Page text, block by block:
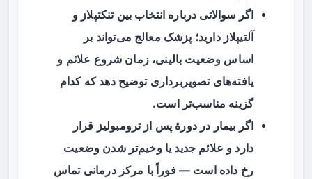
اگر سوالاتی درباره انتخاب بینتنکتپلاز و
آلتیپلاز دارید؛ پزشک معالج می‌تواند بر
اساس وضعیت بالینی، زمان شروع علائم و
یافته‌های تصویربرداری توضیح دهد که کدام
گزینه مناسب‌تر است.
اگر بیمار در دورهٔ پس از ترومبولیز قرار
دارد و علائم جدید یا وخیم‌تر شدن وضعیت
رخ داده است — فوراً با مرکز درمانی تماس